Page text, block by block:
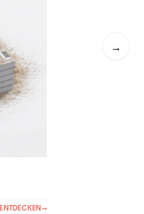
→
ENTDECKEN →